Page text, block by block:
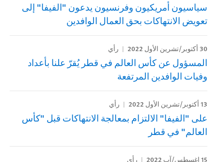
سياسيون أمريكيون وفرنسيون يدعون "الفيفا" إلى
تعويض الانتهاكات بحق العمال الوافدين
30 أكتوبر/تشرين الأول 2022 رأي
المسؤول عن كأس العالم في قطر يُقرّ علنا بأعداد
وفيات الوافدين المرتفعة
13 أكتوبر/تشرين الأول 2022 رأي
على "الفيفا" الالتزام بمعالجة الانتهاكات قبل "كأس
العالم" في قطر
15 اغسطس/آب 2022 رأي